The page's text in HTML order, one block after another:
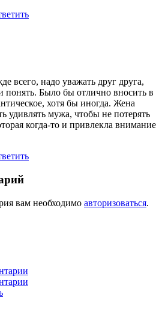
всего, надо уважать друг друга,
понять. Было бы отлично вносить в
хотя бы иногда. Жена
удивлять мужа, чтобы не потерять
когда-то и привлекла внимание
вам необходимо авторизоваться.